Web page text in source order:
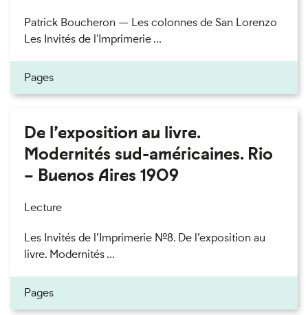
Patrick Boucheron — Les colonnes de San Lorenzo
Les Invités de l'Imprimerie ...
Pages
De l’exposition au livre.
Modernités sud-américaines. Rio
– Buenos Aires 1909
Lecture
Les Invités de l’Imprimerie n°8. De l’exposition au
livre. Modernités ...
Pages